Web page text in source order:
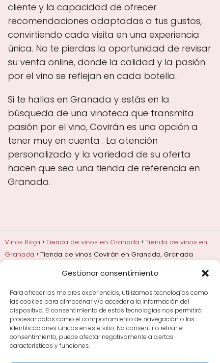
Gestionar consentimiento
Para ofrecer las mejores experiencias, utilizamos tecnologías como
las cookies para almacenar y/o acceder a la información del
dispositivo. El consentimiento de estas tecnologías nos permitirá
procesar datos como el comportamiento de navegación o las
identificaciones únicas en este sitio. No consentir o retirar el
consentimiento, puede afectar negativamente a ciertas
características y funciones.
cliente y la capacidad de ofrecer
recomendaciones adaptadas a tus gustos,
convirtiendo cada visita en una experiencia
única. No te pierdas la oportunidad de revisar
su venta online, donde la calidad y la pasión
por el vino se reflejan en cada botella.
Si te hallas en Granada y estás en la
búsqueda de una vinoteca que transmita
pasión por el vino, Covirán es una opción a
tener muy en cuenta . La atención
personalizada y la variedad de su oferta
hacen que sea una tienda de referencia en
Granada.
Vinos Rioja Tienda de vinos en Granada
Tienda de vinos en
Granada
Tienda de vinos Covirán en Granada, Granada
Añadas, crianza y guarda
Bodegas y marcas de
Comprar vino
Rioja y guías de regalo
Cultura del vino y
curiosidades
Enoturismo en Rioja
Maridajes y vino en la mesa
Tiendas de vino por
ciudades
Tipos de Rioja y clasificación